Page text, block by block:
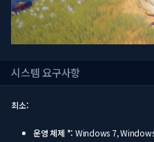
시스템 요구사항
최소:
운영 체제 *: Windows 7,